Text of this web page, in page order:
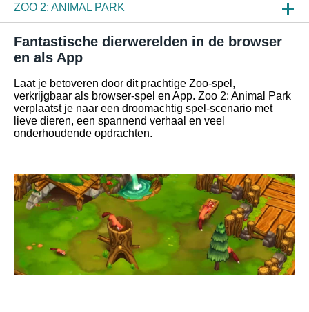
ZOO 2: ANIMAL PARK
NIEUWS
SPELINZAGE
FAQ
Fantastische dierwerelden in de browser
en als App
Laat je betoveren door dit prachtige Zoo-spel,
verkrijgbaar als browser-spel en App. Zoo 2: Animal Park
verplaatst je naar een droomachtig spel-scenario met
lieve dieren, een spannend verhaal en veel
onderhoudende opdrachten.